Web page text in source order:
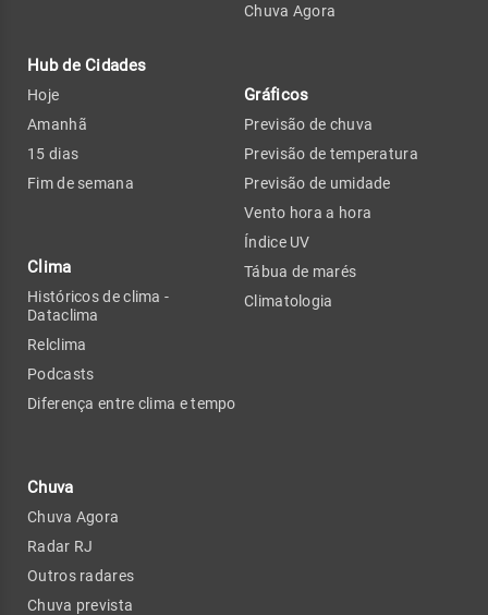
Hub de Cidades
Hoje
Amanhã
15 dias
Fim de semana
Clima
Históricos de clima -
Dataclima
Relclima
Podcasts
Diferença entre clima e tempo
Chuva
Chuva Agora
Radar RJ
Outros radares
Chuva prevista
Chuva Agora
Gráficos
Previsão de chuva
Previsão de temperatura
Previsão de umidade
Vento hora a hora
Índice UV
Tábua de marés
Climatologia